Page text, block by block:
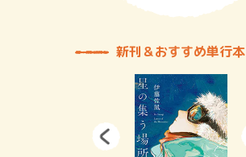
新刊＆おすすめ単行本